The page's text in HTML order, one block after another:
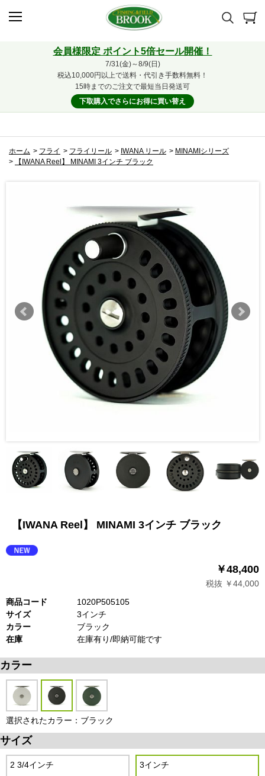
会員様限定 ポイント5倍セール開催！
7/31(金)～8/9(日)
税込10,000円以上で送料・代引き手数料無料！
15時までのご注文で最短当日発送可
下取購入でさらにお得に買い替え
ホーム > フライ > フライリール > IWANA リール > MINAMIシリーズ
>
【IWANA Reel】 MINAMI 3インチ ブラック
【IWANA Reel】 MINAMI 3インチ ブラック
￥48,400
税抜 ￥44,000
商品コード
1020P505105
サイズ
3インチ
カラー
ブラック
在庫
在庫有り/即納可能です
カラー
選択されたカラー：ブラック
サイズ
2 3/4インチ 3インチ